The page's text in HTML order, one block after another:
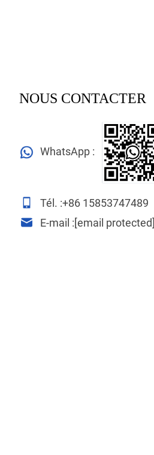
NOUS CONTACTER
WhatsApp :
Tél. :+86 15853747489
E-mail :[email protected]